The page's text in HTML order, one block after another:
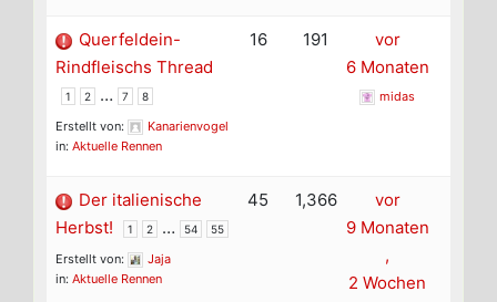
Querfeldein-
Rindfleischs Thread
1 2 … 7 8
Erstellt von:
Kanarienvogel
in: Aktuelle Rennen
16 191
vor
6 Monaten
midas
Der italienische
Herbst!
1 2 … 54 55
Erstellt von:
Jaja
in: Aktuelle Rennen
45 1,366
vor
9 Monaten
,
2 Wochen